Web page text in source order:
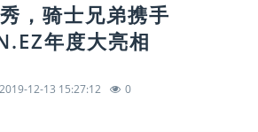
，骑士兄弟携手
年度大亮相
2019-12-13 15:27:12 0